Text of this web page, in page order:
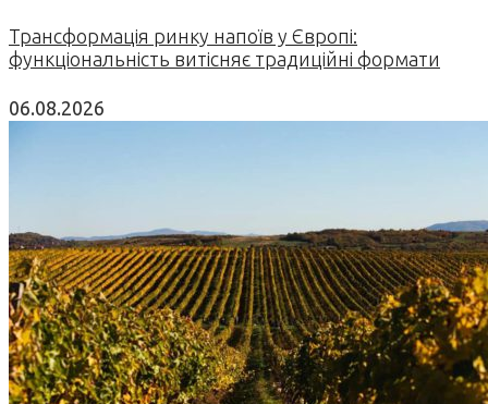
Трансформація ринку напоїв у Європі:
функціональність витісняє традиційні формати
06.08.2026